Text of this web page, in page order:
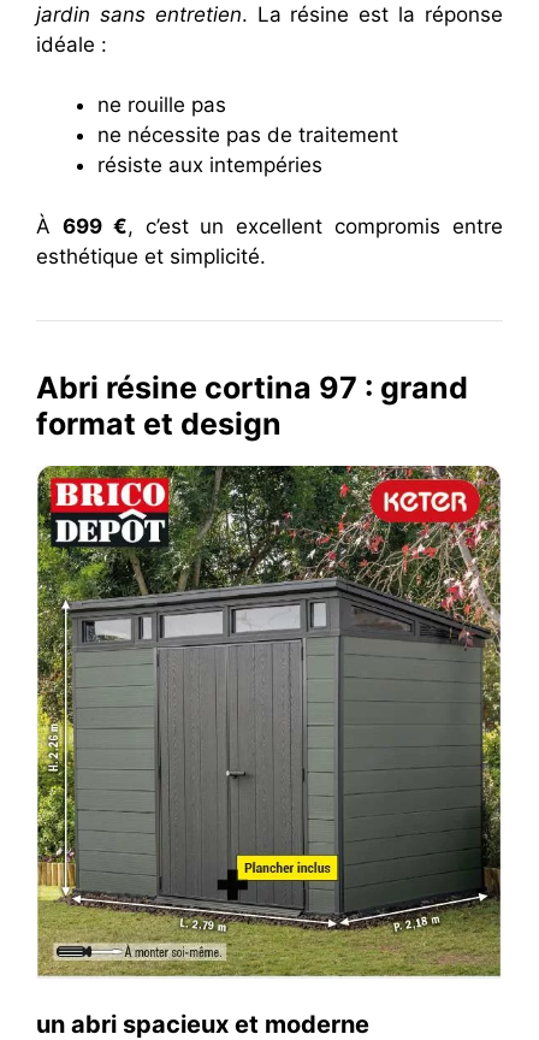
jardin sans entretien. La résine est la réponse
idéale :
ne rouille pas
ne nécessite pas de traitement
résiste aux intempéries
À 699 €, c’est un excellent compromis entre
esthétique et simplicité.
Abri résine cortina 97 : grand
format et design
un abri spacieux et moderne